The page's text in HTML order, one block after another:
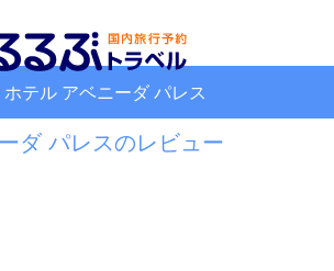
テル アベニーダ パレス
ダ パレスのレビュー